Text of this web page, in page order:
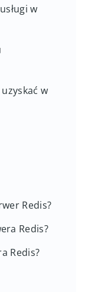
w
w
Redis?
Redis?
Redis?